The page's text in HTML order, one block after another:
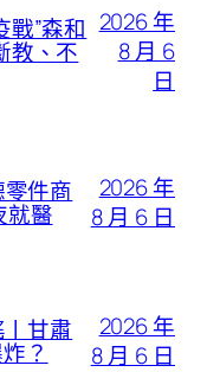
戰”森和
教、不
2026 年
8 月 6
日
件商
就醫
2026 年
8 月 6 日
甘肅
？
2026 年
8 月 6 日